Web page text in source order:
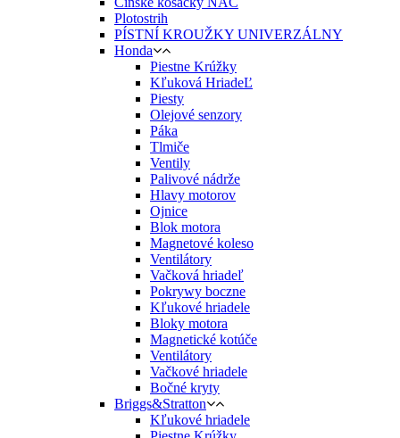
Plotostrih
PÍSTNÍ KROUŽKY UNIVERZÁLNY
Honda
Piestne Krúžky
Kľuková HriadeĽ
Piesty
Olejové senzory
Páka
Tlmiče
Ventily
Palivové nádrže
Hlavy motorov
Ojnice
Blok motora
Magnetové koleso
Ventilátory
Vačková hriadeľ
Pokrywy boczne
Kľukové hriadele
Bloky motora
Magnetické kotúče
Ventilátory
Vačkové hriadele
Bočné kryty
Briggs&Stratton
Kľukové hriadele